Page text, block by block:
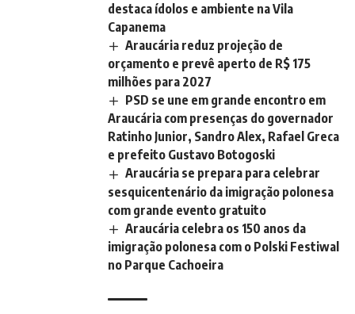
destaca ídolos e ambiente na Vila
Capanema
Araucária reduz projeção de
orçamento e prevê aperto de R$ 175
milhões para 2027
PSD se une em grande encontro em
Araucária com presenças do governador
Ratinho Junior, Sandro Alex, Rafael Greca
e prefeito Gustavo Botogoski
Araucária se prepara para celebrar
sesquicentenário da imigração polonesa
com grande evento gratuito
Araucária celebra os 150 anos da
imigração polonesa com o Polski Festiwal
no Parque Cachoeira